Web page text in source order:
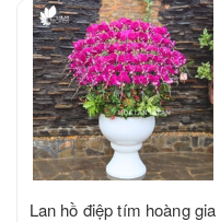
Lan hồ điệp tím hoàng gia